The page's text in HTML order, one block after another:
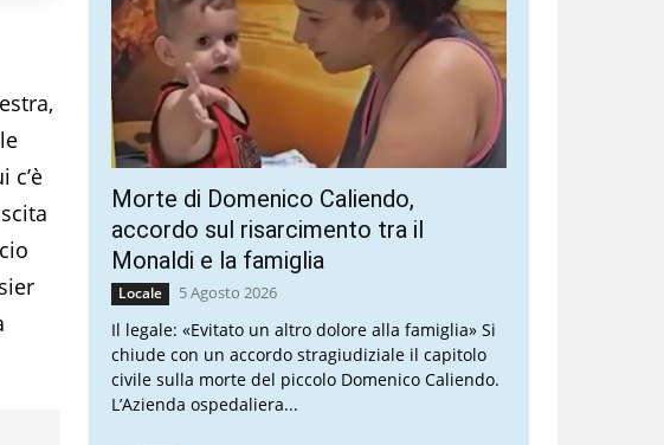
c’è
Morte di Domenico Caliendo,
accordo sul risarcimento tra il
Monaldi e la famiglia
Locale 5 Agosto 2026
Il legale: «Evitato un altro dolore alla famiglia» Si
chiude con un accordo stragiudiziale il capitolo
civile sulla morte del piccolo Domenico Caliendo.
L’Azienda ospedaliera...